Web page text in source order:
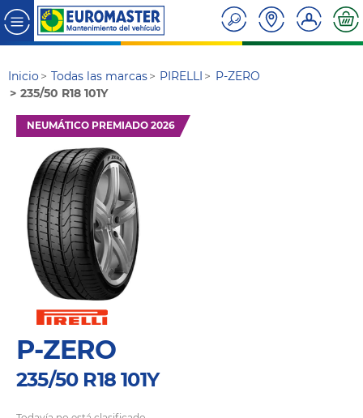
Inicio Todas las marcas PIRELLI
P-ZERO
235/50 R18 101Y
NEUMÁTICO PREMIADO 2026
P-ZERO
235/50 R18 101Y